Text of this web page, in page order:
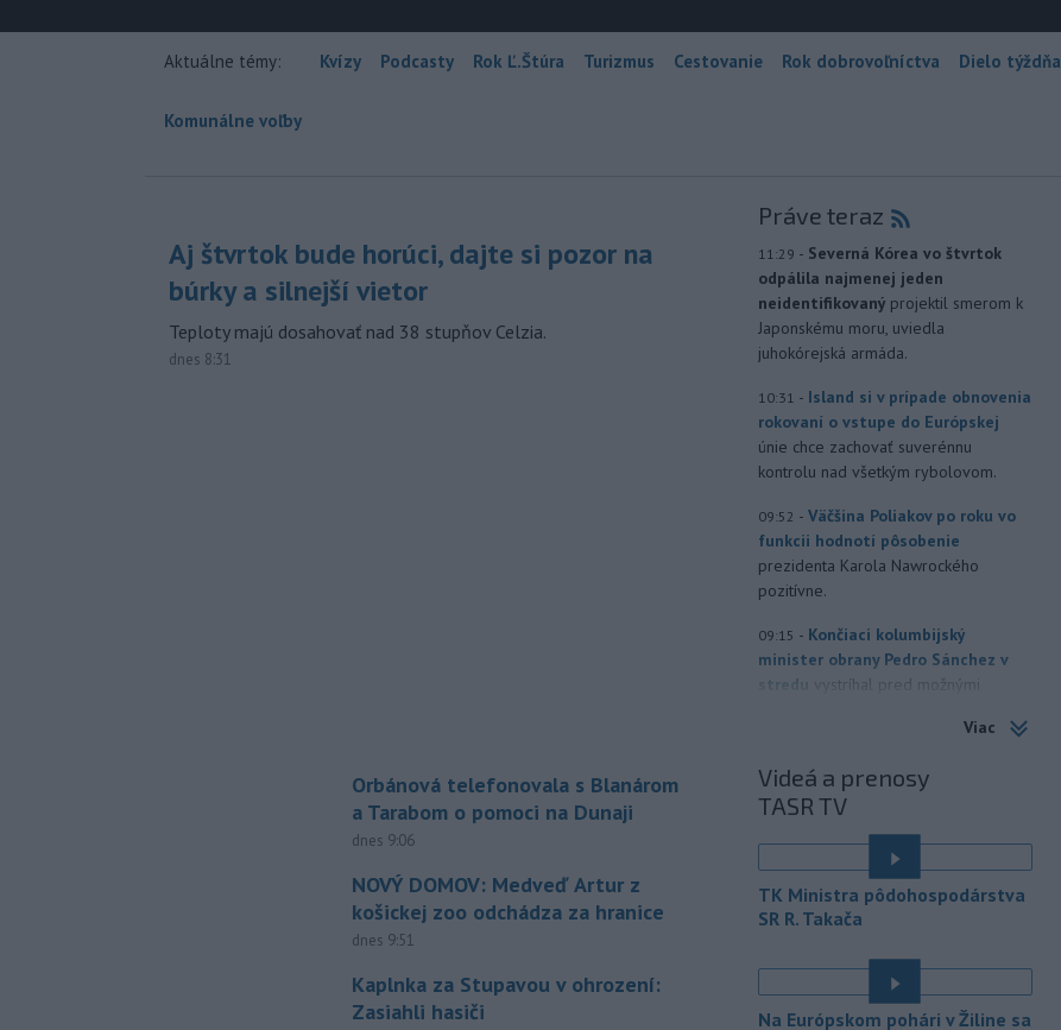
Aktuálne témy: Kvízy Podcasty Rok Ľ.Štúra Turizmus Cestovanie Rok dobrovoľníctva Dielo týždňa
Komunálne voľby
Aj štvrtok bude horúci, dajte si pozor na
búrky a silnejší vietor
Teploty majú dosahovať nad 38 stupňov Celzia.
dnes 8:31
Orbánová telefonovala s Blanárom
a Tarabom o pomoci na Dunaji
dnes 9:06
NOVÝ DOMOV: Medveď Artur z
košickej zoo odchádza za hranice
dnes 9:51
Kaplnka za Stupavou v ohrození:
Zasiahli hasiči
Práve teraz
11:29 - Severná Kórea vo štvrtok
odpálila najmenej jeden
neidentifikovaný projektil smerom k
Japonskému moru, uviedla
juhokórejská armáda.
10:31 - Island si v prípade obnovenia
rokovaní o vstupe do Európskej
únie chce zachovať suverénnu
kontrolu nad všetkým rybolovom.
09:52 - Väčšina Poliakov po roku vo
funkcii hodnotí pôsobenie
prezidenta Karola Nawrockého
pozitívne.
09:15 - Končiaci kolumbijský
minister obrany Pedro Sánchez v
stredu
vystríhal pred možnými
novozvoleného prezidenta Abelarda
08:31 - Aj štvrtok bude na Slovensku
Slovensku a niektoré okresy v
strede a na východe krajiny vydal
Slovenský hydrometeorologický ústav
(SHMÚ) výstrahy tretieho stupňa pred
07:18 - V roku 2025 okolo 16,5
percenta ľudí vo veku 16 rokov a
Viac
Videá a prenosy
TASR TV
TK Ministra pôdohospodárstva
SR R. Takača
Na Európskom pohári v Žiline sa